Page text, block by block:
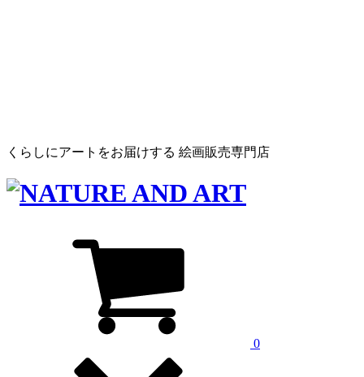
くらしにアートをお届けする 絵画販売専門店
0